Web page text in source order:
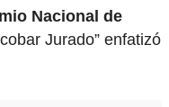
Nacional de
Jurado” enfatizó